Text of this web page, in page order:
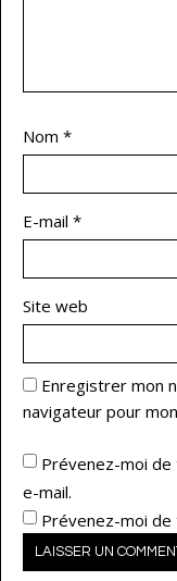
Nom *
E-mail *
Site web
Enregistrer mon
navigateur pour
Prévenez-moi
e-mail.
Prévenez-moi de